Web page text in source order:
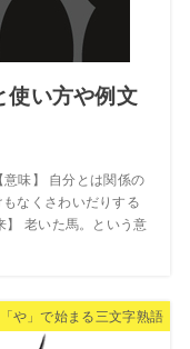
使い方や例文
意味】 自分とは関係の
なくさわいだりする
】 老いた馬。という意
「や」で始まる三文字熟語